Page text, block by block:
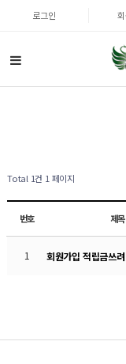
로그인
Total 1건 1 페이지
번호 제목
1 회원가입 적립금쓰